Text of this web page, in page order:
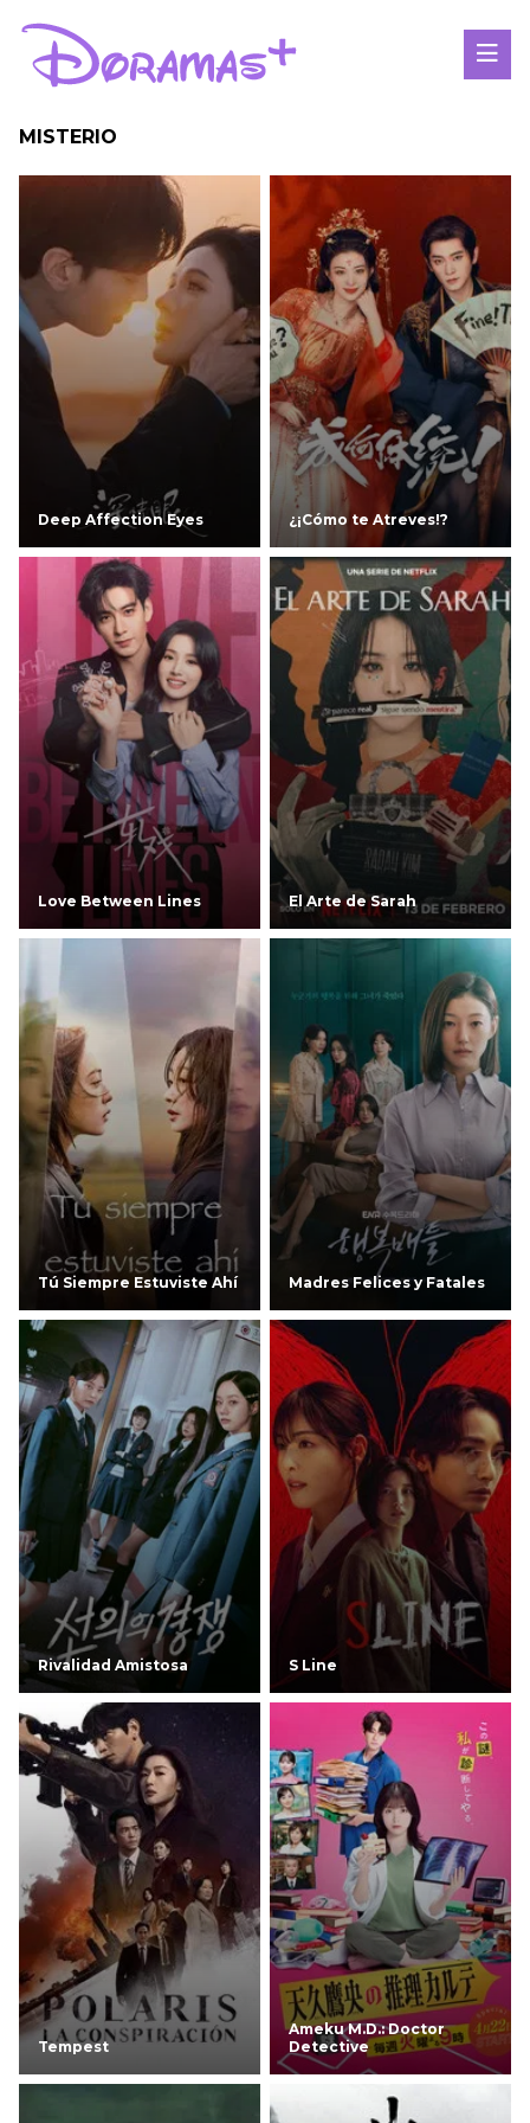
MISTERIO
Deep Affection Eyes ¿¡Cómo te Atreves!?
Love Between Lines El Arte de Sarah
Tú Siempre Estuviste Ahí Madres Felices y Fatales
Rivalidad Amistosa S Line
Tempest
Ameku M.D.: Doctor
Detective